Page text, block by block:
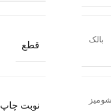
بالک
قطع
شومیز
نوبت چاپ